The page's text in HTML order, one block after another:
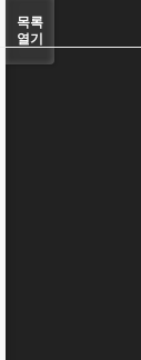
목록
열기